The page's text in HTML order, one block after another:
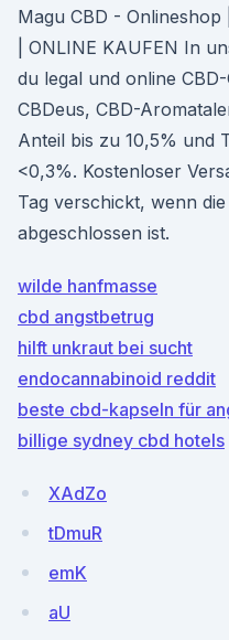
Magu CBD -
| ONLINE KAUFEN In
du legal und online
CBDeus, CBD-
Anteil bis zu 10,5% und
<0,3%. Kostenloser
Tag verschickt, wenn
abgeschlossen ist.
wilde hanfmasse
cbd angstbetrug
hilft unkraut bei sucht
endocannabinoid reddit
beste cbd-kapseln für
billige sydney cbd hotels
XAdZo
tDmuR
emK
aU